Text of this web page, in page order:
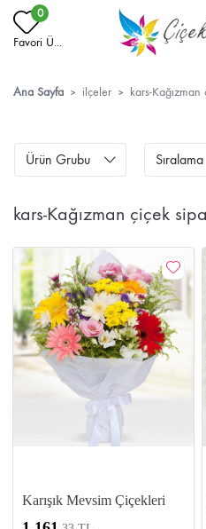
0
Favori Ü...
Ana Sayfa ilçeler kars-
Ürün Grubu Sıralama
kars-Kağızman çiçek
Karışık Mevsim Çiçekleri